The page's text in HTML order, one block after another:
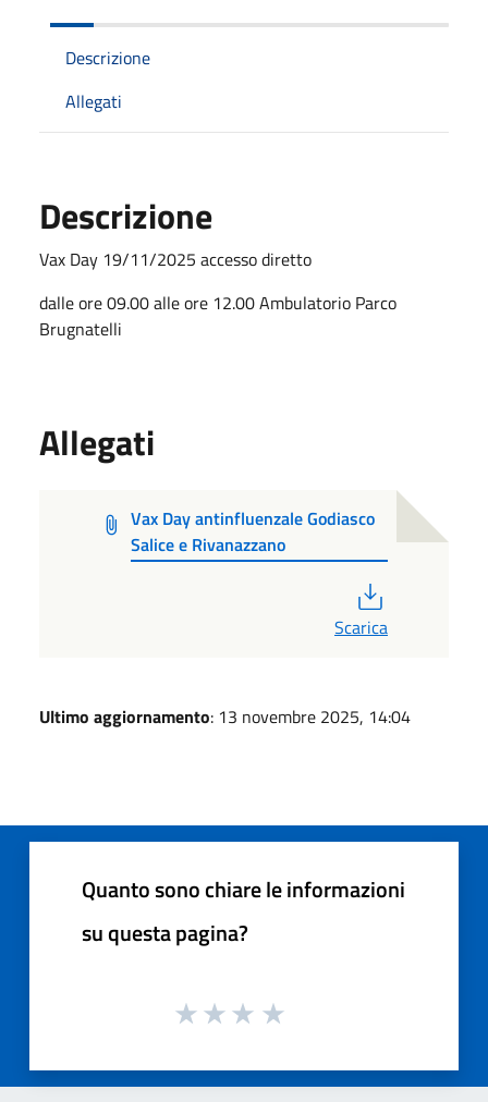
Descrizione
Allegati
Descrizione
Vax Day 19/11/2025 accesso diretto
dalle ore 09.00 alle ore 12.00 Ambulatorio Parco
Brugnatelli
Allegati
Vax Day antinfluenzale Godiasco
Salice e Rivanazzano
Scarica
Ultimo aggiornamento: 13 novembre 2025, 14:04
Quanto sono chiare le informazioni
su questa pagina?